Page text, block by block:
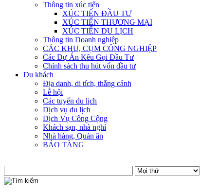
Thông tin xúc tiến
XÚC TIẾN ĐẦU TƯ
XÚC TIẾN THƯƠNG MẠI
XÚC TIẾN DU LỊCH
Thông tin Doanh nghiệp
CÁC KHU, CỤM CÔNG NGHIỆP
Các Dự Án Kêu Gọi Đầu Tư
Chính sách thu hút vốn đầu tư
Du khách
Địa danh, di tích, thắng cảnh
Lễ hội
Các tuyến du lịch
Dịch vụ du lịch
Dịch Vụ Công Cộng
Khách sạn, nhà nghỉ
Nhà hàng, Quán ăn
BẢO TÀNG